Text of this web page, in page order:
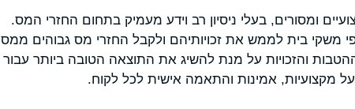
ומסורים, בעלי ניסיון רב וידע מעמיק בתחום החזרי המס.
משקי בית לממש את זכויותיהם ולקבל החזרי מס גבוהים ממס
והזכויות על מנת להשיג את התוצאה הטובה ביותר עבור
מקצועיות, אמינות והתאמה אישית לכל לקוח.